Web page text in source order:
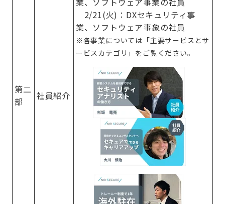
第二
部
社員紹介
2/21(火)：DXセキュリティ事
業、ソフトウェア事象の社員
※各事業については「主要サービスとサ
ービスカテゴリ」をご覧ください。